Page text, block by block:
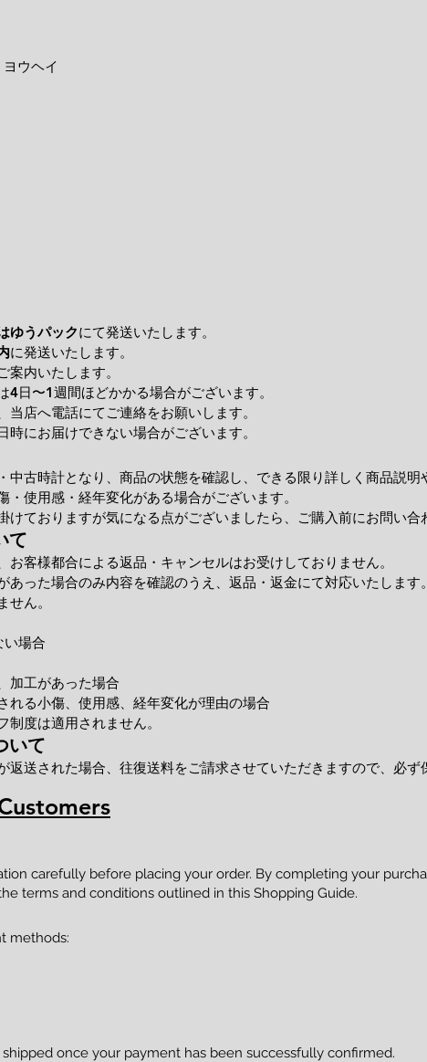
ウヘイ
ゆうパックにて発送いたします。
に発送いたします。
案内いたします。
4日〜1週間ほどかかる場合がございます。
当店へ電話にてご連絡をお願いします。
時にお届けできない場合がございます。
中古時計となり、商品の状態を確認し、できる限り詳しく商品説
使用感・経年変化がある場合がございます。
けておりますが気になる点がございましたら、ご購入前にお問い合
て
お客様都合による返品・キャンセルはお受けしておりません。
あった場合のみ内容を確認のうえ、返品・返金にて対応いたします。
せん。
場合
加工があった場合
る小傷、使用感、経年変化が理由の場合
制度は適用されません。
いて
返送された場合、往復送料をご請求させていただきますので、必ず
carefully before placing your order. By completing your
terms and conditions outlined in this Shopping Guide.
methods:
once your payment has been successfully confirmed.